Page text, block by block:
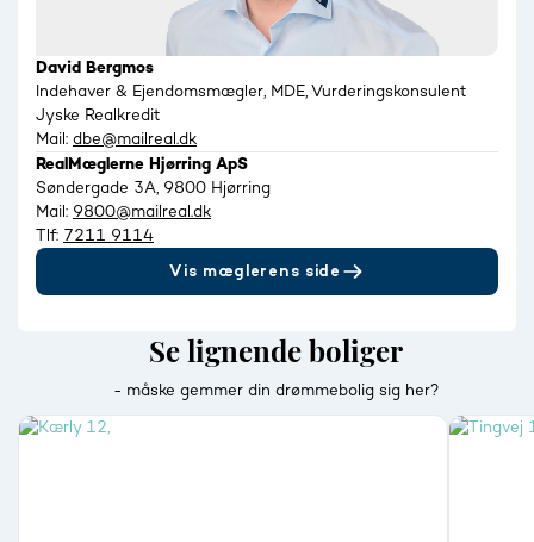
David Bergmos
Indehaver & Ejendomsmægler, MDE, Vurderingskonsulent
Jyske Realkredit
Mail: dbe@mailreal.dk
RealMæglerne Hjørring ApS
Søndergade 3A, 9800 Hjørring
Mail: 9800@mailreal.dk
Tlf: 7211 9114
Vis mæglerens side
Se lignende boliger
- måske gemmer din drømmebolig sig her?